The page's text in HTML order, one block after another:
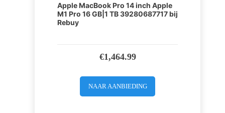
Apple MacBook Pro 14 inch Apple
M1 Pro 16 GB|1 TB 39280687717 bij
Rebuy
€1,464.99
NAAR AANBIEDING